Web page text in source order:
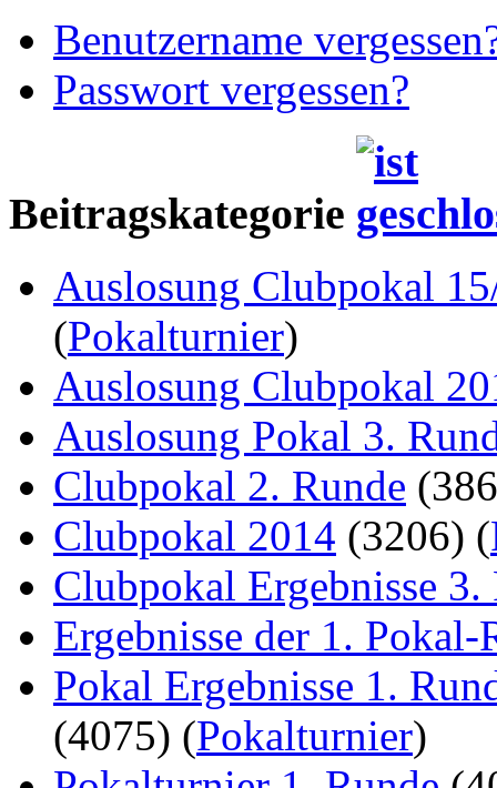
Benutzername
Passwort vergessen?
Beitragskategorie
Auslosung Clubpokal
(Pokalturnier)
Auslosung Clubpokal
Auslosung Pokal 3.
Clubpokal 2. Runde
Clubpokal 2014 (3206) (
Clubpokal Ergebnisse 3.
Ergebnisse der 1. Pokal-
Pokal Ergebnisse 1.
(4075) (Pokalturnier)